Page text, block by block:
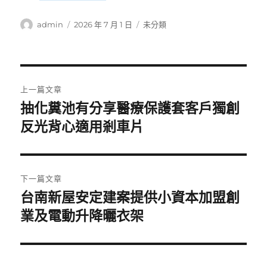
作
admin
發
2026 年 7 月 1 日
分
未分類
章
導
覽
上一篇文章
上
一
文
章:
抽化糞池有分享醫療保護套客戶獨創
反光背心適用剎車片
下一篇文章
下
一
文
台南新屋安定建案提供小資本加盟創
業及電動升降曬衣架